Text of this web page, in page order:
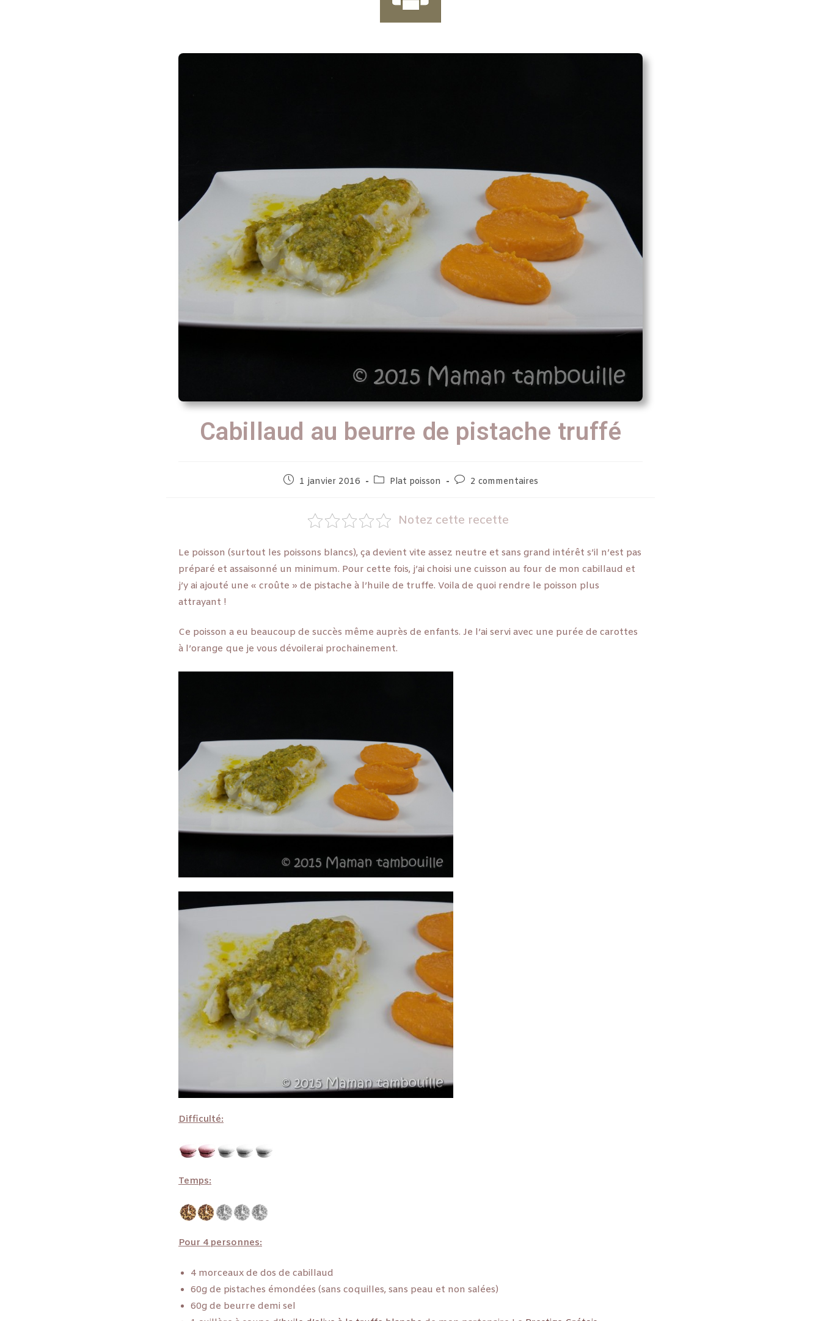
Cabillaud au beurre de pistache truffé
1 janvier 2016 Plat poisson 2 commentaires
Notez cette recette
Le poisson (surtout les poissons blancs), ça devient vite assez neutre et sans grand intérêt s’il n’est pas
préparé et assaisonné un minimum. Pour cette fois, j’ai choisi une cuisson au four de mon cabillaud et
j’y ai ajouté une « croûte » de pistache à l’huile de truffe. Voila de quoi rendre le poisson plus
attrayant !
Ce poisson a eu beaucoup de succès même auprès de enfants. Je l’ai servi avec une purée de carottes
à l’orange que je vous dévoilerai prochainement.
Difficulté:
Temps:
Pour 4 personnes:
4 morceaux de dos de cabillaud
60g de pistaches émondées (sans coquilles, sans peau et non salées)
60g de beurre demi sel